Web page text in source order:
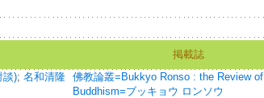
掲載誌
談); 名和清隆
佛教論叢=Bukkyo Ronso : the Review of
Buddhism=ブッキョウ ロンソウ